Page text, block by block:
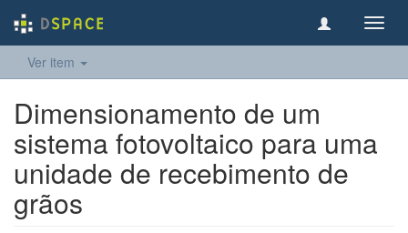
Ver item
Dimensionamento de um
sistema fotovoltaico para uma
unidade de recebimento de
grãos